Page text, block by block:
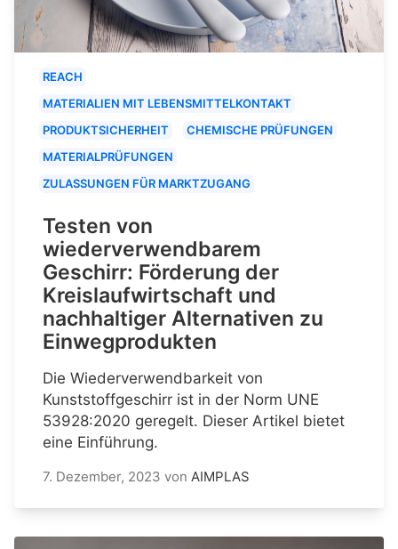
REACH
MATERIALIEN MIT LEBENSMITTELKONTAKT
PRODUKTSICHERHEIT
CHEMISCHE PRÜFUNGEN
MATERIALPRÜFUNGEN
ZULASSUNGEN FÜR MARKTZUGANG
Testen von
wiederverwendbarem
Geschirr: Förderung der
Kreislaufwirtschaft und
nachhaltiger Alternativen zu
Einwegprodukten
Die Wiederverwendbarkeit von
Kunststoffgeschirr ist in der Norm UNE
53928:2020 geregelt. Dieser Artikel bietet
eine Einführung.
7. Dezember, 2023 von AIMPLAS